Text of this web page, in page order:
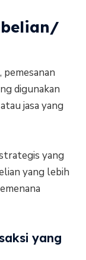
pemesanan
digunakan
jasa yang
yang
yang lebih
yang